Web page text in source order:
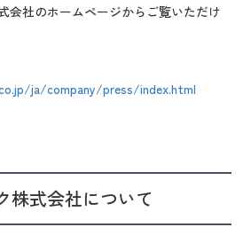
会社のホームページからご覧いただけ
ja/company/press/index.html
式会社について